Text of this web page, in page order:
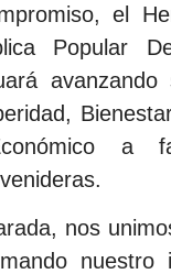
el
Popular
avanzando
a
nos
nuestro